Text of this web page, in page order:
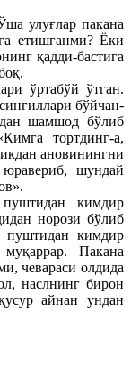
улуғлар пакана
етишганми? Ёки
қадди-бастига
ўртабўй ўтган.
бўйчан-
шамшод бўлиб
тортдинг-а,
ановинингни
шундай
кимдир
норози бўлиб
пуштидан кимдир
Пакана
чевараси олдида
наслнинг бирон
айнан ундан